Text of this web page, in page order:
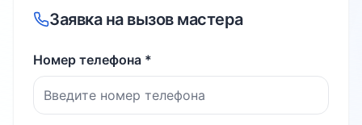
Заявка на вызов мастера
Номер телефона *